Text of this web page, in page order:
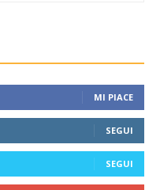
MI PIACE
SEGUI
SEGUI